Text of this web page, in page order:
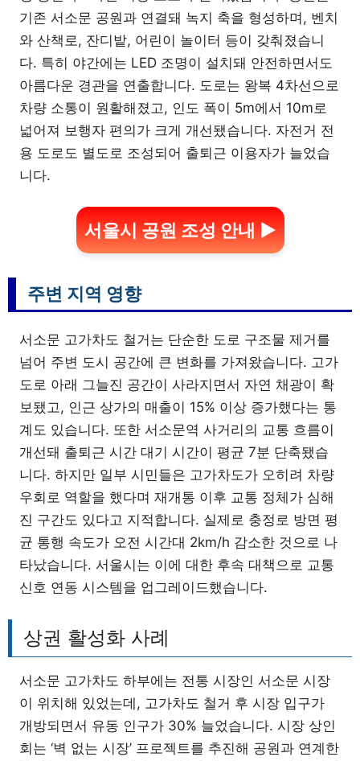
기존 서소문 공원과 연결돼 녹지 축을 형성하며, 벤치
와 산책로, 잔디밭, 어린이 놀이터 등이 갖춰졌습니
다. 특히 야간에는 LED 조명이 설치돼 안전하면서도
아름다운 경관을 연출합니다. 도로는 왕복 4차선으로
차량 소통이 원활해졌고, 인도 폭이 5m에서 10m로
넓어져 보행자 편의가 크게 개선됐습니다. 자전거 전
용 도로도 별도로 조성되어 출퇴근 이용자가 늘었습
니다.
서울시 공원 조성 안내 ▶
주변 지역 영향
서소문 고가차도 철거는 단순한 도로 구조물 제거를
넘어 주변 도시 공간에 큰 변화를 가져왔습니다. 고가
도로 아래 그늘진 공간이 사라지면서 자연 채광이 확
보됐고, 인근 상가의 매출이 15% 이상 증가했다는 통
계도 있습니다. 또한 서소문역 사거리의 교통 흐름이
개선돼 출퇴근 시간 대기 시간이 평균 7분 단축됐습
니다. 하지만 일부 시민들은 고가차도가 오히려 차량
우회로 역할을 했다며 재개통 이후 교통 정체가 심해
진 구간도 있다고 지적합니다. 실제로 충정로 방면 평
균 통행 속도가 오전 시간대 2km/h 감소한 것으로 나
타났습니다. 서울시는 이에 대한 후속 대책으로 교통
신호 연동 시스템을 업그레이드했습니다.
상권 활성화 사례
서소문 고가차도 하부에는 전통 시장인 서소문 시장
이 위치해 있었는데, 고가차도 철거 후 시장 입구가
개방되면서 유동 인구가 30% 늘었습니다. 시장 상인
회는 ‘벽 없는 시장’ 프로젝트를 추진해 공원과 연계한